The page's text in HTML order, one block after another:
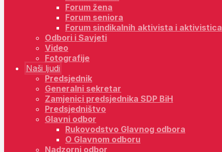
Forum žena
Forum seniora
Forum sindikalnih aktivista i aktivistica
Odbori i Savjeti
Video
Fotografije
Naši ljudi
Predsjednik
Generalni sekretar
Zamjenici predsjednika SDP BiH
Predsjedništvo
Glavni odbor
Rukovodstvo Glavnog odbora
O Glavnom odboru
Nadzorni odbor